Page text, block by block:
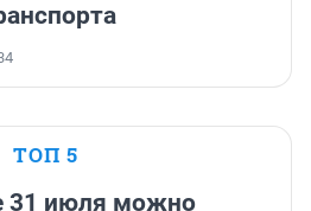
ТОП 5
31 июля можно